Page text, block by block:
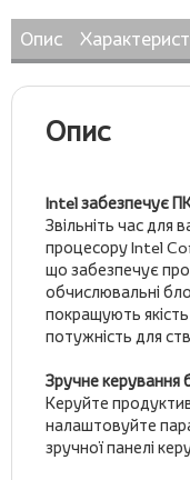
Опис
Опис
Intel забезпечує ПК
Звільніть час для
процесору Intel
що забезпечує
обчислювальні
покращують
потужність для
Зручне керування
Керуйте
налаштовуйте
зручної панелі